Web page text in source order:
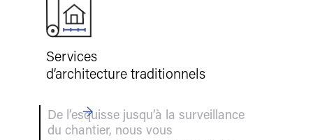
Services
d’architecture traditionnels
De l’esquisse jusqu’à la surveillance
du chantier, nous vous
→